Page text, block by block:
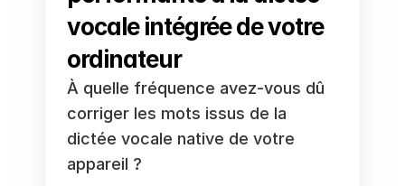
vocale intégrée de votre
ordinateur
À quelle fréquence avez-vous dû
corriger les mots issus de la
dictée vocale native de votre
appareil ?